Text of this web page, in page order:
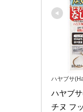
ハヤブサ
ハヤブ
チヌ フ